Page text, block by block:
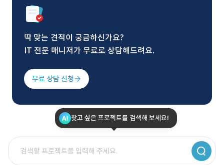
딱 맞는 견적이 궁금하신가요?
IT 전문 매니저가 무료로 상담해드려요.
무료 상담 신청
찾고 싶은 프로젝트를 검색해 보세요!